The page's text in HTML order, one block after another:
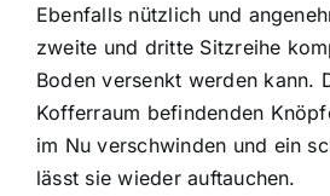
Ebenfalls nützlich und
zweite und dritte Sitzreihe
Boden versenkt werden kann.
Kofferraum befindenden
im Nu verschwinden und ein
lässt sie wieder auftauchen.